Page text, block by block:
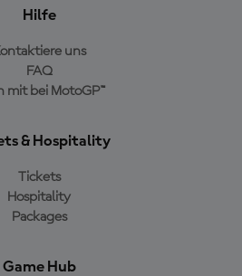
Hilfe
uns
FAQ
mit bei MotoGP™
& Hospitality
Tickets
Hospitality
Packages
Game Hub